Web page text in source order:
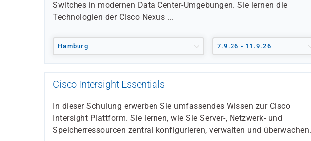
Switches in modernen Data Center-Umgebungen. Sie lernen die
Technologien der Cisco Nexus ...
Hamburg 7.9.26 - 11.9.26
Cisco Intersight Essentials
In dieser Schulung erwerben Sie umfassendes Wissen zur Cisco
Intersight Plattform. Sie lernen, wie Sie Server-, Netzwerk- und
Speicherressourcen zentral konfigurieren, verwalten und überwachen.